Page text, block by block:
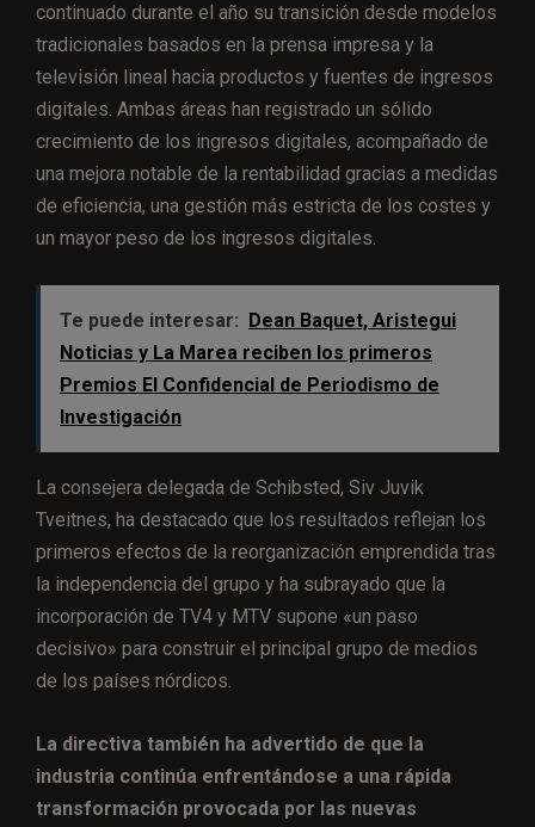
continuado durante el año su transición desde modelos
tradicionales basados en la prensa impresa y la
televisión lineal hacia productos y fuentes de ingresos
digitales. Ambas áreas han registrado un sólido
crecimiento de los ingresos digitales, acompañado de
una mejora notable de la rentabilidad gracias a medidas
de eficiencia, una gestión más estricta de los costes y
un mayor peso de los ingresos digitales.
Te puede interesar: Dean Baquet, Aristegui
Noticias y La Marea reciben los primeros
Premios El Confidencial de Periodismo de
Investigación
La consejera delegada de Schibsted, Siv Juvik
Tveitnes, ha destacado que los resultados reflejan los
primeros efectos de la reorganización emprendida tras
la independencia del grupo y ha subrayado que la
incorporación de TV4 y MTV supone «un paso
decisivo» para construir el principal grupo de medios
de los países nórdicos.
La directiva también ha advertido de que la
industria continúa enfrentándose a una rápida
transformación provocada por las nuevas